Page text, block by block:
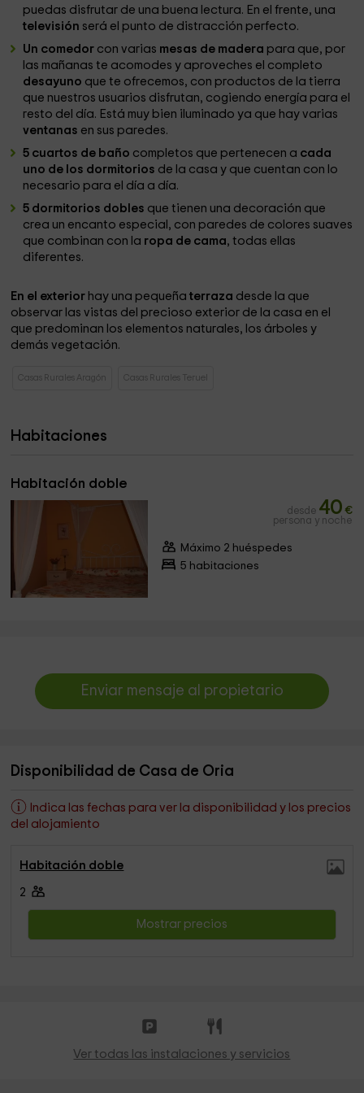
puedas disfrutar de una buena lectura. En el frente, una
televisión será el punto de distracción perfecto.
Un comedor con varias mesas de madera para que, por
las mañanas te acomodes y aproveches el completo
desayuno que te ofrecemos, con productos de la tierra
que nuestros usuarios disfrutan, cogiendo energía para el
resto del día. Está muy bien iluminado ya que hay varias
ventanas en sus paredes.
5 cuartos de baño completos que pertenecen a cada
uno de los dormitorios de la casa y que cuentan con lo
necesario para el día a día.
5 dormitorios dobles que tienen una decoración que
crea un encanto especial, con paredes de colores suaves
que combinan con la ropa de cama, todas ellas
diferentes.
En el exterior hay una pequeñaterraza desde la que
observar las vistas del precioso exterior de la casa en el
que predominan los elementos naturales, los árboles y
demás vegetación.
Casas Rurales Aragón Casas Rurales Teruel
Habitaciones
Habitación doble
desde 40 €
persona y noche
Máximo 2 huéspedes
5 habitaciones
Enviar mensaje al propietario
Disponibilidad de Casa de Oria
Indica las fechas para ver la disponibilidad y los precios
del alojamiento
Habitación doble
2
Mostrar precios
Ver todas las instalaciones y servicios